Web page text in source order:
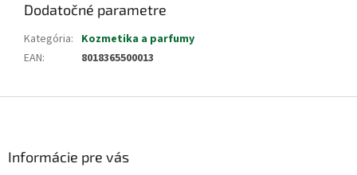
Dodatočné parametre
Kategória: Kozmetika a parfumy
EAN: 8018365500013
Informácie pre vás